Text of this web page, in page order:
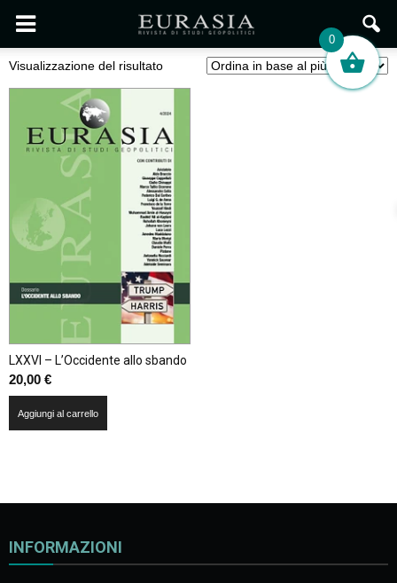
Visualizzazione del risultato
LXXVI – L’Occidente allo sbando
20,00 €
Aggiungi al carrello
INFORMAZIONI
0